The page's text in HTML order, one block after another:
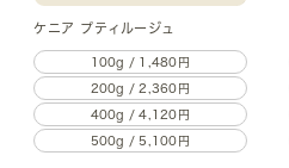
ケニア プティルージュ
100g / 1,480円
200g / 2,360円
400g / 4,120円
500g / 5,100円